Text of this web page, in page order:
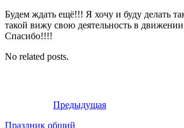
Будем ждать ещё!!! Я хочу и буду делать
такой вижу свою деятельность в
Спасибо!!!!
No related posts.
Предыдущая
Праздник общий